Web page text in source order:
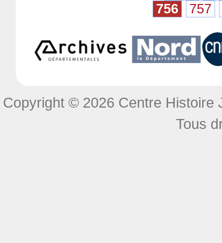
756
757
Copyright © 2026 Centre Histoire
Tous